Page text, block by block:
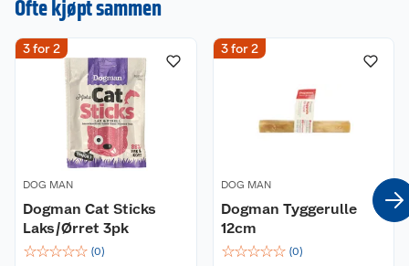
Ofte kjøpt sammen
3 for 2
DOG MAN
Dogman Cat Sticks
Laks/Ørret 3pk
☆☆☆☆☆ (0)
3 for 2
DOG MAN
Dogman Tyggerulle
12cm
☆☆☆☆☆ (0)